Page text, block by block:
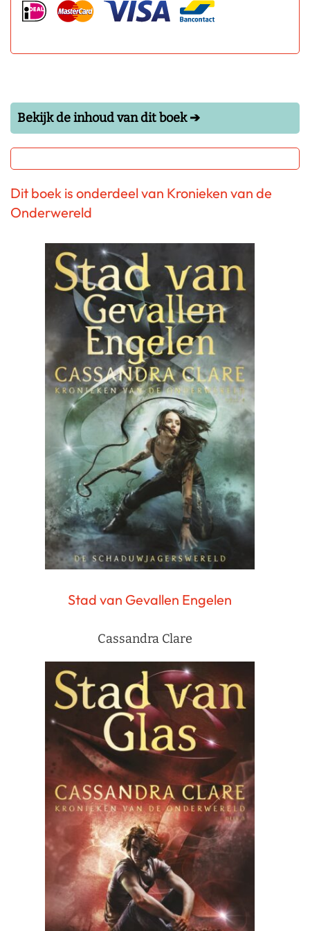
Bekijk de inhoud van dit boek ➔
Dit boek is onderdeel van Kronieken van de
Onderwereld
Stad van Gevallen Engelen
Cassandra Clare